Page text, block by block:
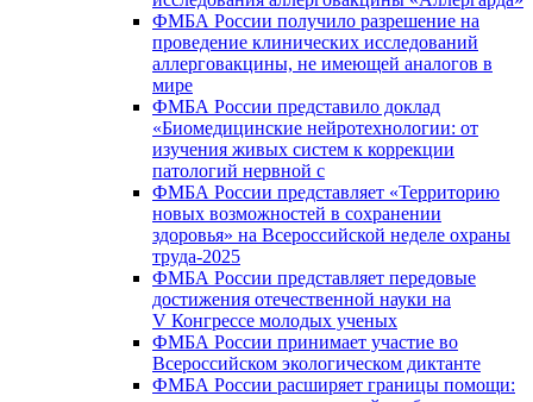
ФМБА России получило разрешение на
проведение клинических исследований
аллерговакцины, не имеющей аналогов в
мире
ФМБА России представило доклад
«Биомедицинские нейротехнологии: от
изучения живых систем к коррекции
патологий нервной с
ФМБА России представляет «Территорию
новых возможностей в сохранении
здоровья» на Всероссийской неделе охраны
труда-2025
ФМБА России представляет передовые
достижения отечественной науки на
V Конгрессе молодых ученых
ФМБА России принимает участие во
Всероссийском экологическом диктанте
ФМБА России расширяет границы помощи: